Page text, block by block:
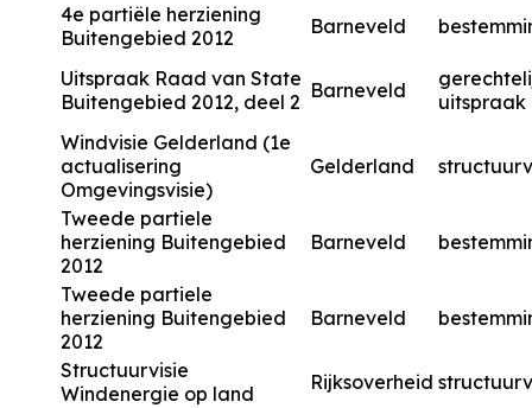
4e partiële herziening
Buitengebied 2012
Barneveld
Uitspraak Raad van State
Buitengebied 2012, deel 2 Barneveld
uitspraak
Windvisie Gelderland (1e
actualisering
Omgevingsvisie)
Gelderland
Tweede partiele
herziening Buitengebied
2012
Barneveld
Tweede partiele
herziening Buitengebied
2012
Barneveld
Structuurvisie
Windenergie op land
Rijksoverheid